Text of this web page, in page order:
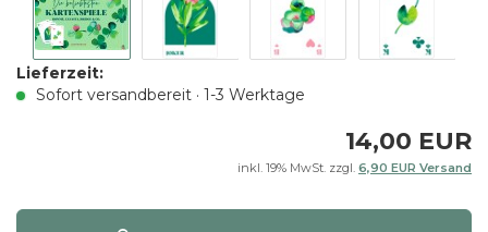
Lieferzeit:
Sofort versandbereit · 1-3 Werktage
14,00 EUR
inkl. 19% MwSt. zzgl. 6,90 EUR Versand